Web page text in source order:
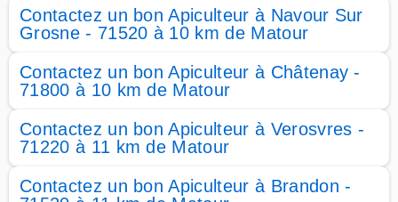
Contactez un bon Apiculteur à Navour Sur
Grosne - 71520 à 10 km de Matour
Contactez un bon Apiculteur à Châtenay -
71800 à 10 km de Matour
Contactez un bon Apiculteur à Verosvres -
71220 à 11 km de Matour
Contactez un bon Apiculteur à Brandon -